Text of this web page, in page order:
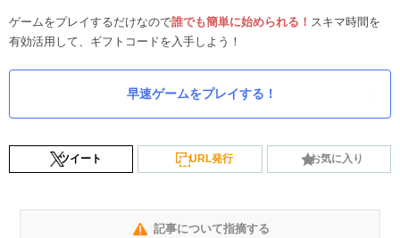
ゲームをプレイするだけなので誰でも簡単に始められる！ スキマ時間を
有効活用して、ギフトコードを入手しよう！
早速ゲームをプレイする！
ツイート URL発行 お気に入り
記事について指摘する